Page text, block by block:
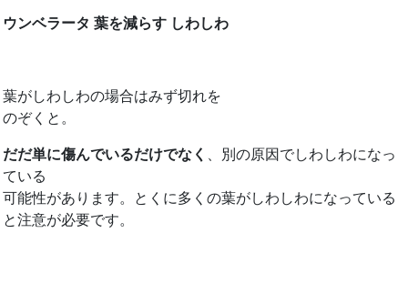
ウンベラータ 葉を減らす しわしわ
葉がしわしわの場合はみず切れを
のぞくと。
だだ単に傷んでいるだけでなく
、別の原因でしわしわになっ
ている
可能性があります。とくに多くの葉がしわしわになっている
と注意が必要です。